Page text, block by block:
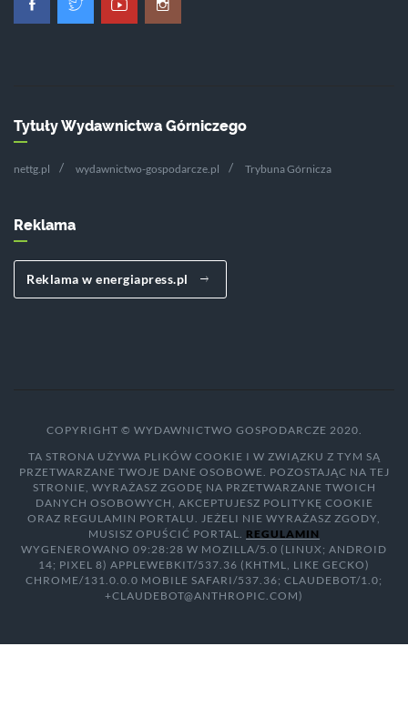
Tytuły Wydawnictwa Górniczego
nettg.pl wydawnictwo-gospodarcze.pl Trybuna Górnicza
Reklama
Reklama w energiapress.pl
COPYRIGHT © WYDAWNICTWO GOSPODARCZE 2020.
TA STRONA UŻYWA PLIKÓW COOKIE I W ZWIĄZKU Z TYM SĄ
PRZETWARZANE TWOJE DANE OSOBOWE. POZOSTAJĄC NA TEJ
STRONIE, WYRAŻASZ ZGODĘ NA PRZETWARZANE TWOICH
DANYCH OSOBOWYCH, AKCEPTUJESZ POLITYKĘ COOKIE
ORAZ REGULAMIN PORTALU. JEŻELI NIE WYRAŻASZ ZGODY,
MUSISZ OPUŚCIĆ PORTAL. REGULAMIN
WYGENEROWANO 09:28:28 W MOZILLA/5.0 (LINUX; ANDROID
14; PIXEL 8) APPLEWEBKIT/537.36 (KHTML, LIKE GECKO)
CHROME/131.0.0.0 MOBILE SAFARI/537.36; CLAUDEBOT/1.0;
+CLAUDEBOT@ANTHROPIC.COM)